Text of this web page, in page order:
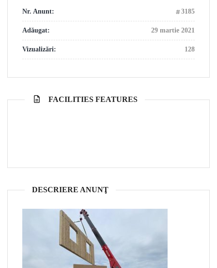
Nr. Anunt: 3185
Adăugat: 29 martie 2021
Vizualizări: 128
FACILITIES FEATURES
DESCRIERE ANUNŢ